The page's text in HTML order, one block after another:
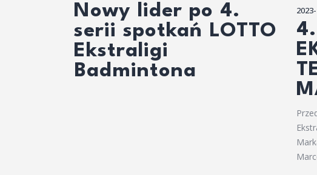
Nowy lider po 4.
serii spotkań LOTTO
Ekstraligi
Badmintona